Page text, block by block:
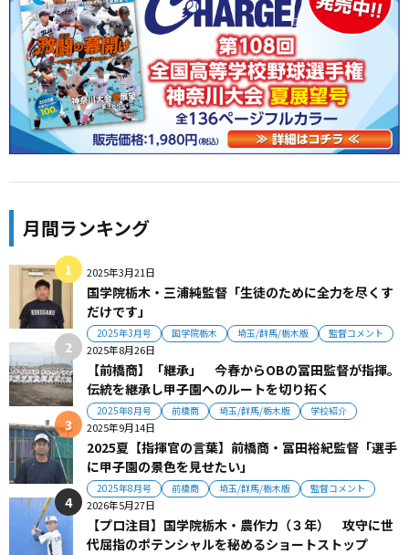
月間ランキング
2025年3月21日
国学院栃木・三浦純監督「生徒のために全力を尽くす
だけです」
2025年3月号 国学院栃木 埼玉/群馬/栃木版 監督コメント
2025年8月26日
【前橋商】「継承」 今春からOBの冨田監督が指揮。
伝統を継承し甲子園へのルートを切り拓く
2025年8月号 前橋商 埼玉/群馬/栃木版 学校紹介
2025年9月14日
2025夏【指揮官の言葉】前橋商・冨田裕紀監督「選手
に甲子園の景色を見せたい」
2025年8月号 前橋商 埼玉/群馬/栃木版 監督コメント
2026年5月27日
【プロ注目】国学院栃木・農作力（３年） 攻守に世
代屈指のポテンシャルを秘めるショートストップ